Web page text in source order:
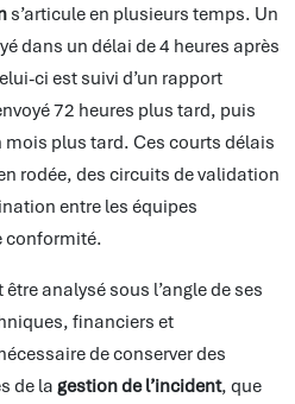
s’articule en plusieurs temps. Un
dans un délai de 4 heures après
ci est suivi d’un rapport
72 heures plus tard, puis
mois plus tard. Ces courts délais
rodée, des circuits de validation
entre les équipes
conformité.
analysé sous l’angle de ses
financiers et
de conserver des
de la gestion de l’incident, que